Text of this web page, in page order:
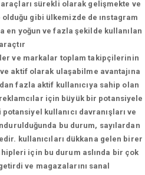
sürekli olarak gelişmekte ve
gibi ülkemizde de ınstagram
en yoğun ve fazla şekilde kullanılan
araçtır
ve markalar toplam takipçilerinin
aktif olarak ulaşabilme avantajına
fazla aktif kullanıcıya sahip olan
için büyük bir potansiyele
kullanıcı davranışları ve
bu durum, sayılardan
kullanıcıları dükkana gelen birer
için bu durum aslında bir çok
ve magazalarını sanal